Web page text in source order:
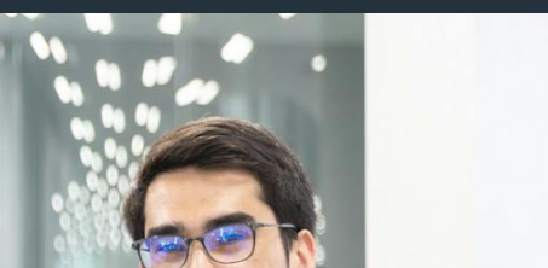
採用情報トップ
Interview
社員インタビュー
Job
募集職種